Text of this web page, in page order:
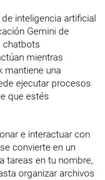
inteligencia artificial
Gemini de
chatbots
mientras
mantiene una
ejecutar procesos
que estés
e interactuar con
convierte en un
tareas en tu nombre,
organizar archivos